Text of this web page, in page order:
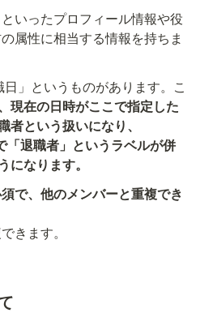
いったプロフィール情報や役
属性に相当する情報を持ちま
」というものがあります。こ
現在の日時がここで指定した
者という扱いになり、
退職者」というラベルが併
になります。
で、他のメンバーと重複でき
きます。